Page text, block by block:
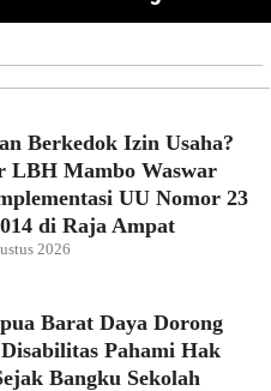
Berkedok Izin Usaha?
LBH Mambo Waswar
UU Nomor 23
di Raja Ampat
2026
Barat Daya Dorong
Pahami Hak
Bangku Sekolah